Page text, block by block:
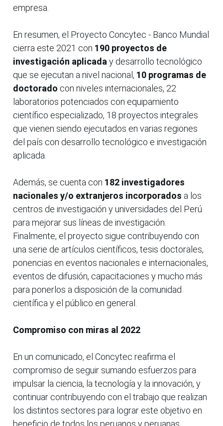
empresa.
En resumen, el Proyecto Concytec - Banco Mundial
cierra este 2021 con 190 proyectos de
investigación aplicada y desarrollo tecnológico
que se ejecutan a nivel nacional, 10 programas de
doctorado con niveles internacionales, 22
laboratorios potenciados con equipamiento
científico especializado, 18 proyectos integrales
que vienen siendo ejecutados en varias regiones
del país con desarrollo tecnológico e investigación
aplicada.
Además, se cuenta con 182 investigadores
nacionales y/o extranjeros incorporados a los
centros de investigación y universidades del Perú
para mejorar sus líneas de investigación.
Finalmente, el proyecto sigue contribuyendo con
una serie de artículos científicos, tesis doctorales,
ponencias en eventos nacionales e internacionales,
eventos de difusión, capacitaciones y mucho más
para ponerlos a disposición de la comunidad
científica y el público en general.
Compromiso con miras al 2022
En un comunicado, el Concytec reafirma el
compromiso de seguir sumando esfuerzos para
impulsar la ciencia, la tecnología y la innovación, y
continuar contribuyendo con el trabajo que realizan
los distintos sectores para lograr este objetivo en
beneficio de todos los peruanos y peruanas.